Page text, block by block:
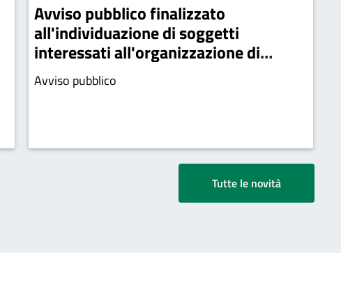
Avviso pubblico finalizzato
all'individuazione di soggetti
interessati all'organizzazione di
iniziative culturali, ricreative e
sportive 2023
Avviso pubblico
Tutte le novità